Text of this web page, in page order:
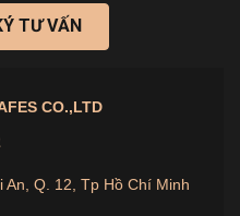
Nghiệp
để bảo mật các tài liệu
tài sản có giá trị khác.
Sắt DS-220 Tại
CO.,LTD
An, Q. 12, Tp Hồ Chí Minh
TƯ VẤN